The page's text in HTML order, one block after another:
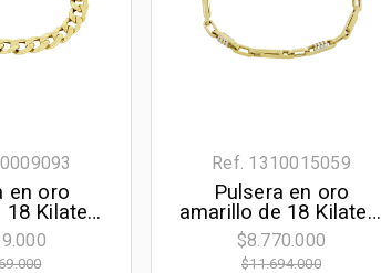
en oro
Kilates,
largo, 9
ancho
Ref. 1310015059
Pulsera en oro
amarillo de 18 Kilates,
21 cm. de largo, 3.50
mm. de ancho
$8.770.000
$11.694.000